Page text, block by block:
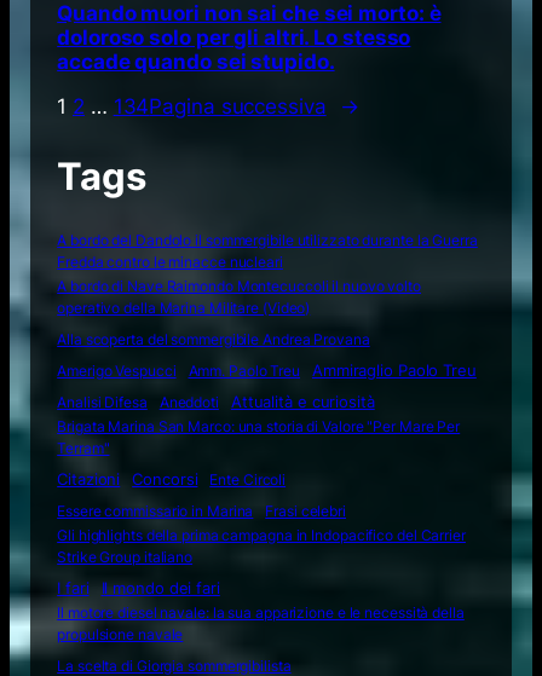
Quando muori non sai che sei morto: è
doloroso solo per gli altri. Lo stesso
accade quando sei stupido.
1 2 … 134Pagina successiva →
Tags
A bordo del Dandolo il sommergibile utilizzato durante la Guerra
Fredda contro le minacce nucleari
A bordo di Nave Raimondo Montecuccoli il nuovo volto
operativo della Marina Militare (Video)
Alla scoperta del sommergibile Andrea Provana
Amerigo Vespucci
Amm. Paolo Treu
Ammiraglio Paolo Treu
Analisi Difesa
Aneddoti Attualità e curiosità
Brigata Marina San Marco: una storia di Valore "Per Mare Per
Terram"
Citazioni
Concorsi
Ente Circoli
Essere commissario in Marina
Frasi celebri
Gli highlights della prima campagna in Indopacifico del Carrier
Strike Group italiano
I fari
Il mondo dei fari
Il motore diesel navale: la sua apparizione e le necessità della
propulsione navale
La scelta di Giorgia sommergibilista